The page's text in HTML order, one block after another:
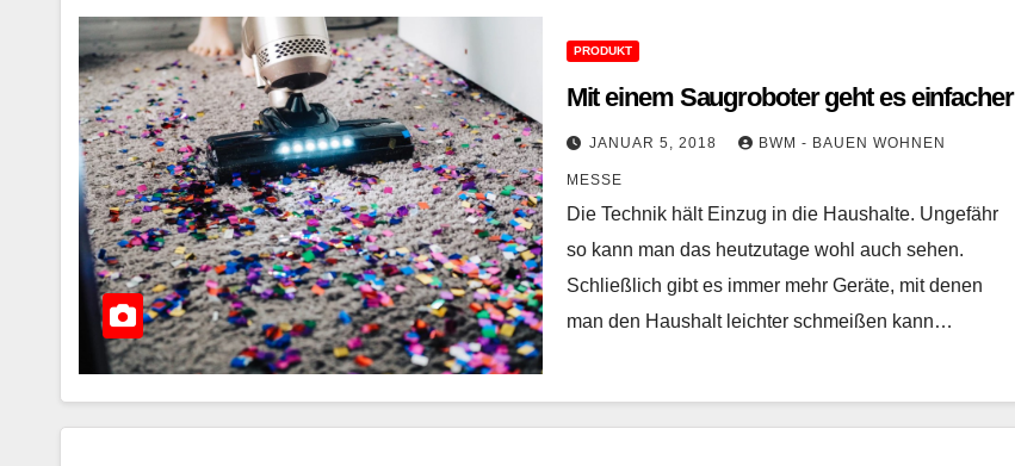
PRODUKT
Mit einem Saugroboter geht es einfacher
JANUAR 5, 2018 BWM - BAUEN WOHNEN
MESSE
Die Technik hält Einzug in die Haushalte. Ungefähr
so kann man das heutzutage wohl auch sehen.
Schließlich gibt es immer mehr Geräte, mit denen
man den Haushalt leichter schmeißen kann…